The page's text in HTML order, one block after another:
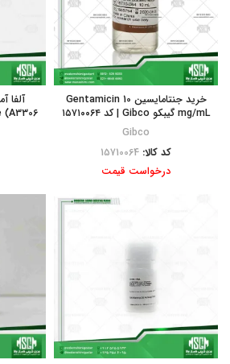
خرید جنتامایسین Gentamicin 10
mg/mL گیبکو Gibco | کد ۱۵۷۱۰۰۶۴
Gibco
کد کالا: 15710064
درخواست قیمت
آلفا
A3306) α-Amylase, heat-stable